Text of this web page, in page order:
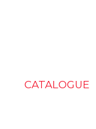
CATALOGUE